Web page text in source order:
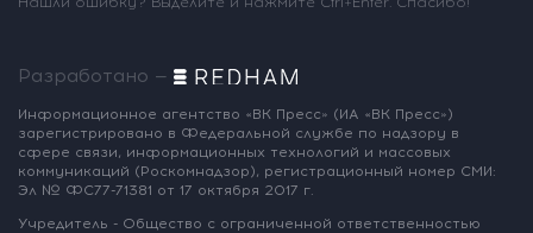
Разработано —
Информационное агентство «ВК Пресс» (ИА «ВК Пресс»)
зарегистрировано в Федеральной службе по надзору в
сфере связи, информационных технологий и массовых
коммуникаций (Роскомнадзор), регистрационный номер СМИ:
Эл № ФС77-71381 от 17 октября 2017 г.
Учредитель - Общество с ограниченной ответственностью